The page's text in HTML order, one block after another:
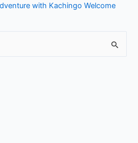
with Kachingo Welcome